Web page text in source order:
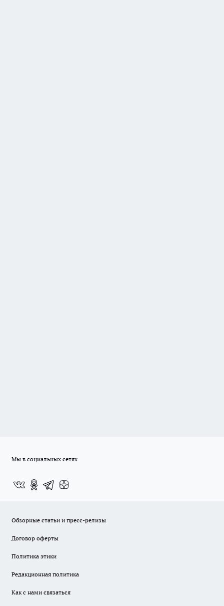
Мы в социальных сетях
Обзорные статьи и пресс-релизы
Договор оферты
Политика этики
Редакционная политика
Как с нами связаться